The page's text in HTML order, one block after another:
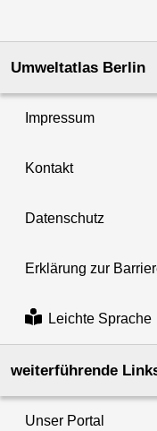
Umweltatlas Berlin
Impressum
Kontakt
Datenschutz
Erklärung zur
Leichte Sprache
weiterführende
Unser Portal